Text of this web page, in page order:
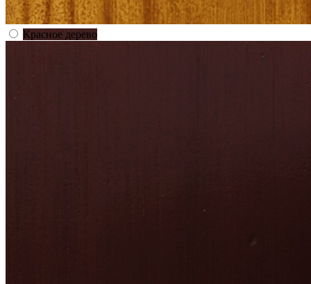
Красное дерево